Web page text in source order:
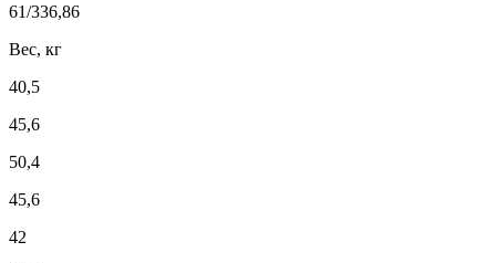
61/336,86
Вес, кг
40,5
45,6
50,4
45,6
42